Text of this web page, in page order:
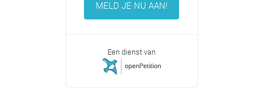
MELD JE NU AAN!
Een dienst van